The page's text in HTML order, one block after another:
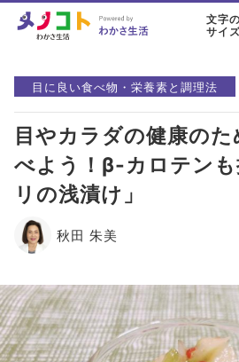
文字の
サイ
目の症状や病気と
予防・治療法
目に良い食べ物・
栄養素と調理法
目の基礎知識
目に良い食べ物・栄養素と調理法
目やカラダの健康の
べよう！β-カロテンも
リの浅漬け」
秋田 朱美